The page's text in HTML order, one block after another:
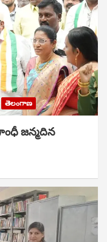
తెలంగాణ
జ‌న్మ‌దిన